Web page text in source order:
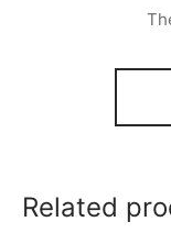
Related